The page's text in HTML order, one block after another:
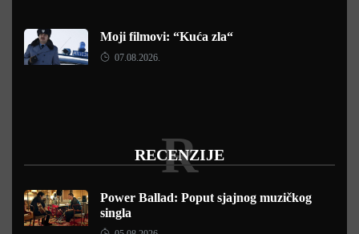
Moji filmovi: “Kuća zla“
07.08.2026.
RECENZIJE
R
Power Ballad: Poput sjajnog muzičkog
singla